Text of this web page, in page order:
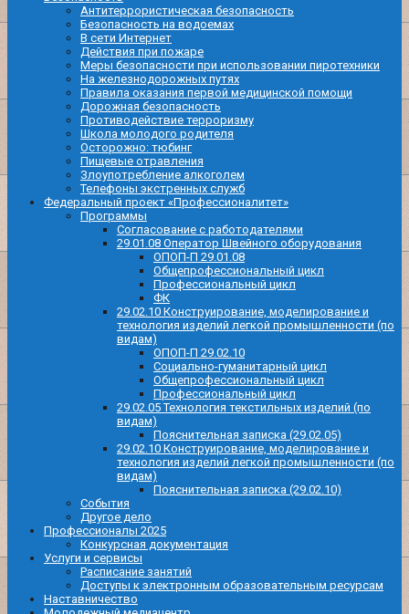
Антитеррористическая безопасность
Безопасность на водоемах
В сети Интернет
Действия при пожаре
Меры безопасности при использовании пиротехники
На железнодорожных путях
Правила оказания первой медицинской помощи
Дорожная безопасность
Противодействие терроризму
Школа молодого родителя
Осторожно: тюбинг
Пищевые отравления
Злоупотребление алкоголем
Телефоны экстренных служб
Федеральный проект «Профессионалитет»
Программы
Согласование с работодателями
29.01.08 Оператор Швейного оборудования
ОПОП-П 29.01.08
Общепрофессиональный цикл
Профессиональный цикл
ФК
29.02.10 Конструирование, моделирование и
технология изделий легкой промышленности (по
видам)
ОПОП-П 29.02.10
Социально-гуманитарный цикл
Общепрофессиональный цикл
Профессиональный цикл
29.02.05 Технология текстильных изделий (по
видам)
Пояснительная записка (29.02.05)
29.02.10 Конструирование, моделирование и
технология изделий легкой промышленности (по
видам)
Пояснительная записка (29.02.10)
События
Другое дело
Профессионалы 2025
Конкурсная документация
Услуги и сервисы
Расписание занятий
Доступы к электронным образовательным ресурсам
Наставничество